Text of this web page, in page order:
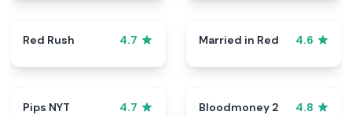
Red Rush 4.7 Married in Red 4.6
Pips NYT 4.7 Bloodmoney 2 4.8